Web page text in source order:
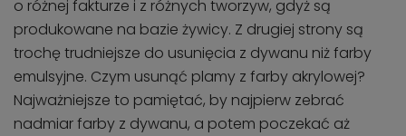
o różnej fakturze i z różnych tworzyw, gdyż są
produkowane na bazie żywicy. Z drugiej strony są
trochę trudniejsze do usunięcia z dywanu niż farby
emulsyjne. Czym usunąć plamy z farby akrylowej?
Najważniejsze to pamiętać, by najpierw zebrać
nadmiar farby z dywanu, a potem poczekać aż